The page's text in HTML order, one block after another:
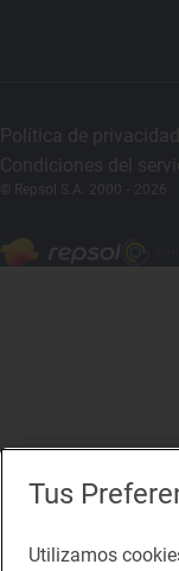
Política de privacidad
Condiciones del
© Repsol S.A. 2000 - 2026
Tus
Utilizamos